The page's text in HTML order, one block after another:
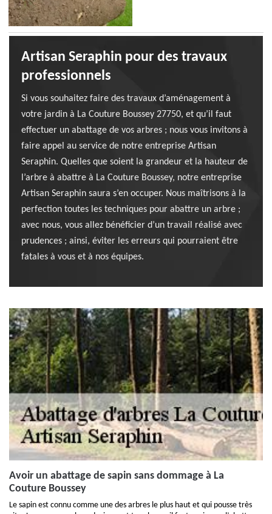
Artisan Seraphin pour des travaux
professionnels
Si vous souhaitez faire des travaux d’aménagement à
votre jardin à La Couture Boussey 27750, et qu’il faut
effectuer un abattage de vos arbres ; nous vous invitons à
faire appel au service de notre entreprise Artisan
Seraphin. Quelles que soient la grandeur et la hauteur de
l’arbre à abattre à La Couture Boussey, notre entreprise
Artisan Seraphin saura s’en occuper. Nous maîtrisons à la
perfection toutes les techniques pour abattre un arbre ;
avec nous, vous allez bénéficier d’un travail réalisé avec
prudences ; ainsi, éviter les erreurs qui pourraient être
fatales à vous et à nos équipes.
Avoir un abattage de sapin sans dommage à La
Couture Boussey
Le sapin est connu comme une des arbres le plus haut et qui pousse très